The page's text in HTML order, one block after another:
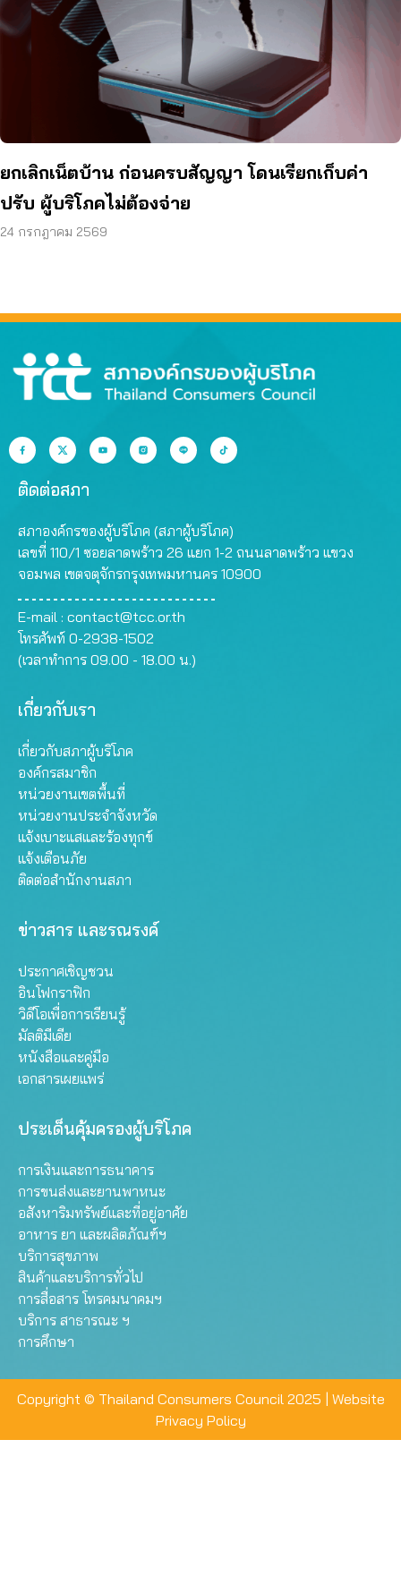
ยกเลิกเน็ตบ้าน ก่อนครบสัญญา โดนเรียกเก็บค่า
ปรับ ผู้บริโภคไม่ต้องจ่าย
24 กรกฎาคม 2569
ติดต่อสภา
สภาองค์กรของผู้บริโภค (สภาผู้บริโภค)
เลขที่ 110/1 ซอยลาดพร้าว 26 แยก 1-2 ถนนลาดพร้าว แขวง
จอมพล เขตจตุจักรกรุงเทพมหานคร 10900
E-mail : contact@tcc.or.th
โทรศัพท์ 0-2938-1502
(เวลาทำการ 09.00 - 18.00 น.)
เกี่ยวกับเรา
เกี่ยวกับสภาผู้บริโภค
องค์กรสมาชิก
หน่วยงานเขตพื้นที่
หน่วยงานประจำจังหวัด
แจ้งเบาะแสและร้องทุกข์
แจ้งเตือนภัย
ติดต่อสำนักงานสภา
ข่าวสาร และรณรงค์
ประกาศเชิญชวน
อินโฟกราฟิก
วิดีโอเพื่อการเรียนรู้
มัลติมีเดีย
หนังสือและคู่มือ
เอกสารเผยแพร่
ประเด็นคุ้มครองผู้บริโภค
การเงินและการธนาคาร
การขนส่งและยานพาหนะ
อสังหาริมทรัพย์และที่อยู่อาศัย
อาหาร ยา และผลิตภัณฑ์ฯ
บริการสุขภาพ
สินค้าและบริการทั่วไป
การสื่อสาร โทรคมนาคมฯ
บริการ สาธารณะ ฯ
การศึกษา
Copyright © Thailand Consumers Council 2025 | Website
Privacy Policy